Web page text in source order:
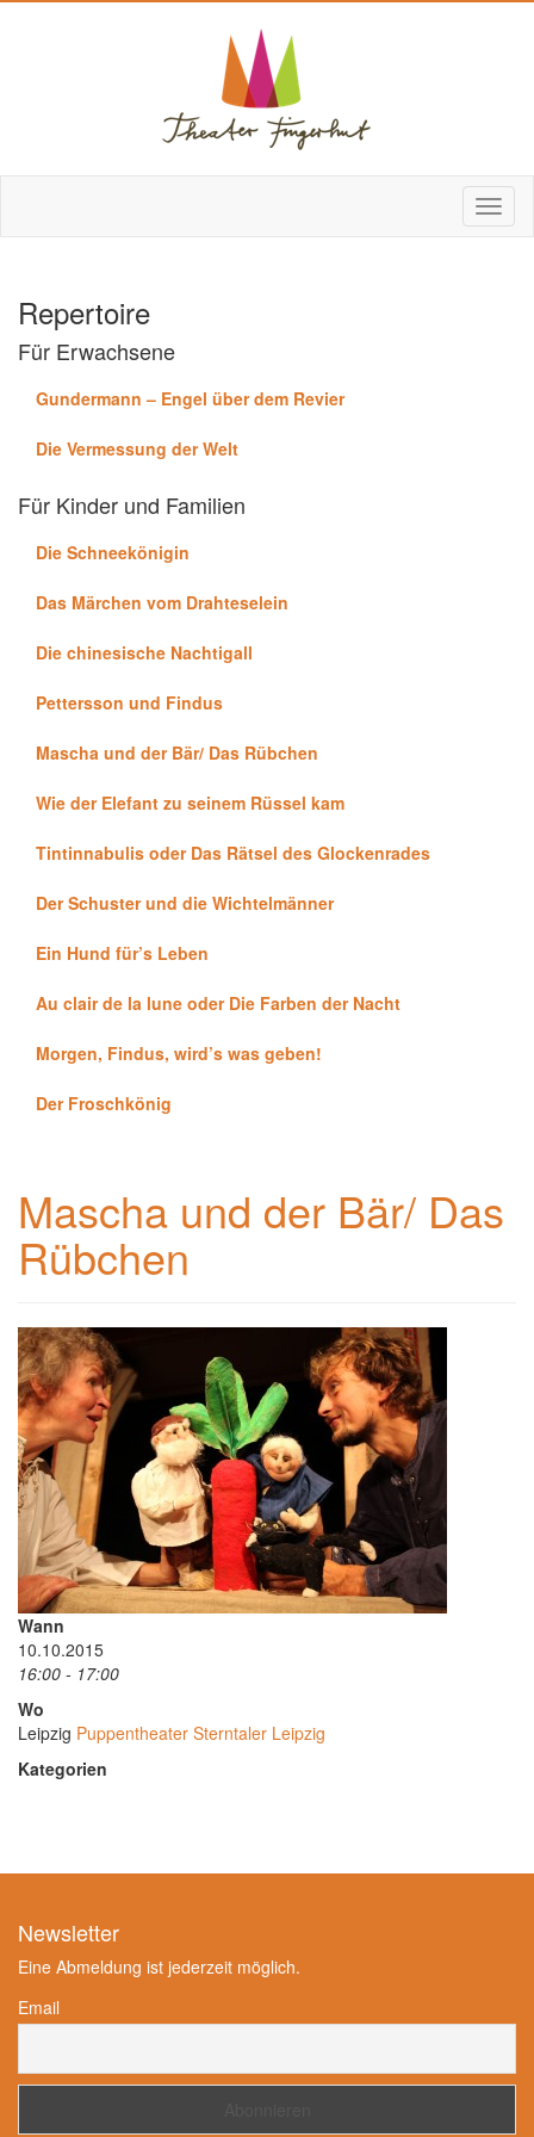
Repertoire
Für Erwachsene
Gundermann – Engel über dem Revier
Die Vermessung der Welt
Für Kinder und Familien
Die Schneekönigin
Das Märchen vom Drahteselein
Die chinesische Nachtigall
Pettersson und Findus
Mascha und der Bär/ Das Rübchen
Wie der Elefant zu seinem Rüssel kam
Tintinnabulis oder Das Rätsel des Glockenrades
Der Schuster und die Wichtelmänner
Ein Hund für’s Leben
Au clair de la lune oder Die Farben der Nacht
Morgen, Findus, wird’s was geben!
Der Froschkönig
Mascha und der Bär/ Das
Rübchen
Wann
10.10.2015
16:00 - 17:00
Wo
Leipzig Puppentheater Sterntaler Leipzig
Kategorien
Newsletter
Eine Abmeldung ist jederzeit möglich.
Email